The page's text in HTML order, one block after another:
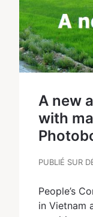
A new
with
PUBLIÉ SUR
People’s
in Vietnam